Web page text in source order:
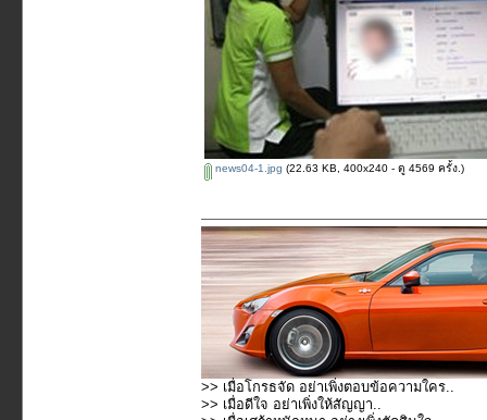
news04-1.jpg (22.63 KB, 400x240 - ดู 4569 ครั้ง.)
>> เมื่อโกรธจัด อย่าเพิ่งตอบข้อความใคร..
>> เมื่อดีใจ อย่าเพิ่งให้สัญญา..